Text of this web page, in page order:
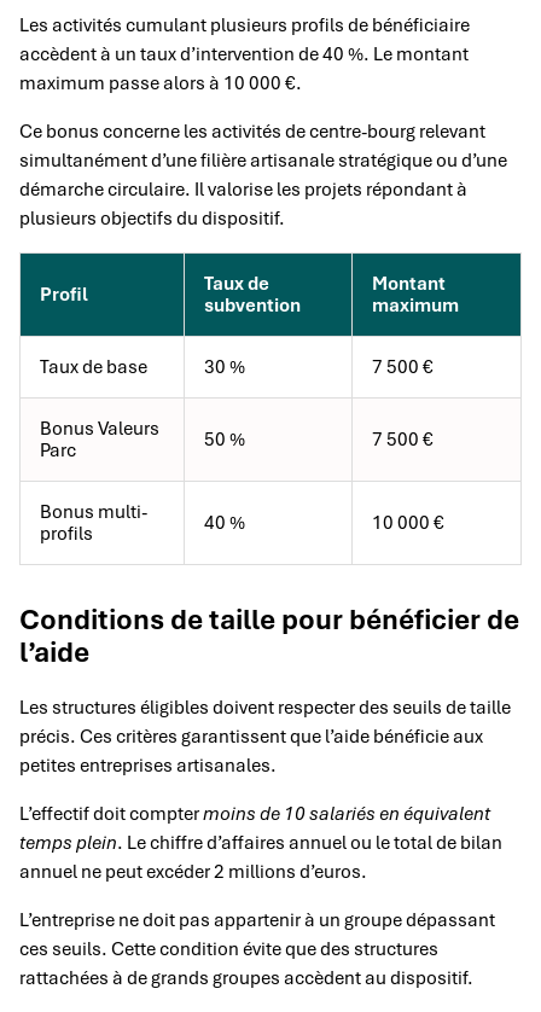
Les activités cumulant plusieurs profils de bénéficiaire
accèdent à un taux d’intervention de 40 %. Le montant
maximum passe alors à 10 000 €.
Ce bonus concerne les activités de centre-bourg relevant
simultanément d’une filière artisanale stratégique ou d’une
démarche circulaire. Il valorise les projets répondant à
plusieurs objectifs du dispositif.
Profil
Taux de
subvention
Montant
maximum
Taux de base 30 % 7 500 €
Bonus Valeurs
Parc
50 % 7 500 €
Bonus multi-
profils
40 % 10 000 €
Conditions de taille pour bénéficier de
l’aide
Les structures éligibles doivent respecter des seuils de taille
précis. Ces critères garantissent que l’aide bénéficie aux
petites entreprises artisanales.
L’effectif doit comptermoins de 10 salariés en équivalent
temps plein. Le chiffre d’affaires annuel ou le total de bilan
annuel ne peut excéder 2 millions d’euros.
L’entreprise ne doit pas appartenir à un groupe dépassant
ces seuils. Cette condition évite que des structures
rattachées à de grands groupes accèdent au dispositif.